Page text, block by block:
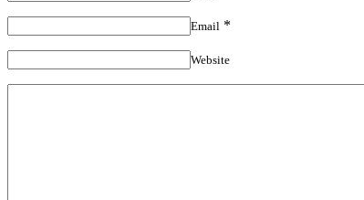
Email *
Website